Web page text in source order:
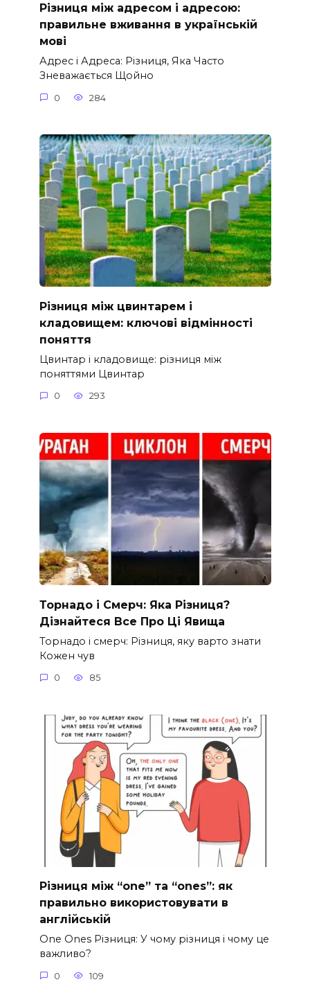
Різниця між адресом і адресою:
правильне вживання в українській
мові
Адрес і Адреса: Різниця, Яка Часто
Зневажається Щойно
0 284
Різниця між цвинтарем і
кладовищем: ключові відмінності
поняття
Цвинтар і кладовище: різниця між
поняттями Цвинтар
0 293
Торнадо і Смерч: Яка Різниця?
Дізнайтеся Все Про Ці Явища
Торнадо і смерч: Різниця, яку варто знати
Кожен чув
0 85
Різниця між “one” та “ones”: як
правильно використовувати в
англійській
One Ones Різниця: У чому різниця і чому це
важливо?
0 109